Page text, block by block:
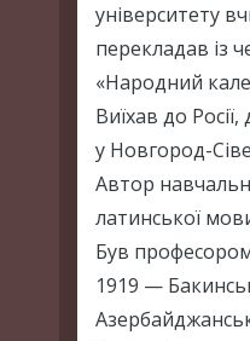
університету
перекладав із
«Народний
Виїхав до
у Новгород-
Автор
латинської
Був професором
1919 —